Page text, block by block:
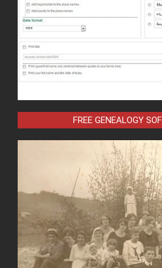
FREE GENEALOGY